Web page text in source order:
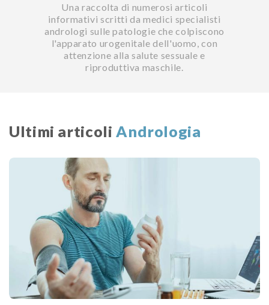
Una raccolta di numerosi articoli
informativi scritti da medici specialisti
andrologi sulle patologie che colpiscono
l'apparato urogenitale dell'uomo, con
attenzione alla salute sessuale e
riproduttiva maschile.
Ultimi articoli Andrologia